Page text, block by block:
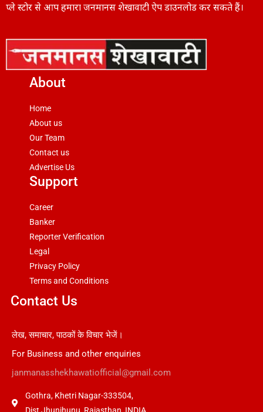
प्ले स्टोर से आप हमारा जनमानस शेखावाटी ऐप डाउनलोड कर सकते हैं।
About
Home
About us
Our Team
Contact us
Advertise Us
Support
Career
Banker
Reporter Verification
Legal
Privacy Policy
Terms and Conditions
Contact Us
लेख, समाचार, पाठकों के विचार भेजें।
For Business and other enquiries
janmanasshekhawatiofficial@gmail.com
Gothra, Khetri Nagar-333504,